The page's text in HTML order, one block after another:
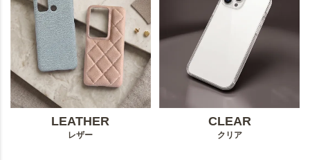
LEATHER
レザー
CLEAR
クリア